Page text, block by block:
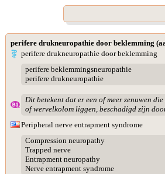
perifere drukneuropathie door beklemming
perifere drukneuropathie door beklemming
perifere beklemmingsneuropathie
perifere drukneuropathie
Dit betekent dat er een of meer zenuwen
of wervelkolom liggen, beschadigd zijn
Peripheral nerve entrapment syndrome
Compression neuropathy
Trapped nerve
Entrapment neuropathy
Nerve entrapment syndrome